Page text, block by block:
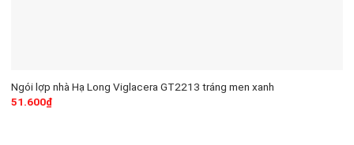
Ngói lợp nhà Hạ Long Viglacera GT2213 tráng men xanh
51.600₫